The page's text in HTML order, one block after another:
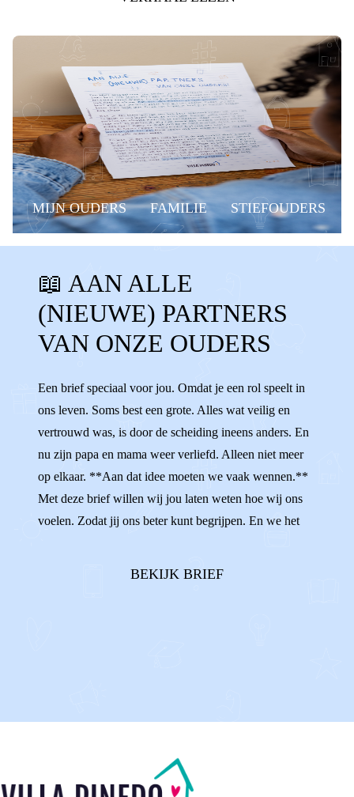
MIJN OUDERS FAMILIE STIEFOUDERS
VRIENDIN STIEFVADER
STIEFMOEDER BONUSVADER
BONUSMOEDER STIEFOUDERS
BONUSOUDERS VRIEND TIPS
STIEFZUS STIEFBROER
VERLIEFD
📖 AAN ALLE
(NIEUWE) PARTNERS
VAN ONZE OUDERS
Een brief speciaal voor jou. Omdat je een rol speelt in
ons leven. Soms best een grote. Alles wat veilig en
vertrouwd was, is door de scheiding ineens anders. En
nu zijn papa en mama weer verliefd. Alleen niet meer
op elkaar. **Aan dat idee moeten we vaak wennen.**
Met deze brief willen wij jou laten weten hoe wij ons
voelen. Zodat jij ons beter kunt begrijpen. En we het
BEKIJK BRIEF